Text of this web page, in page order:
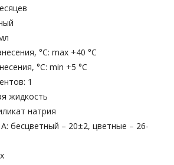
°С: max +40 °С
°С: min +5 °С
1
жидкость
натрия
бесцветный – 20±2, цветные – 26-